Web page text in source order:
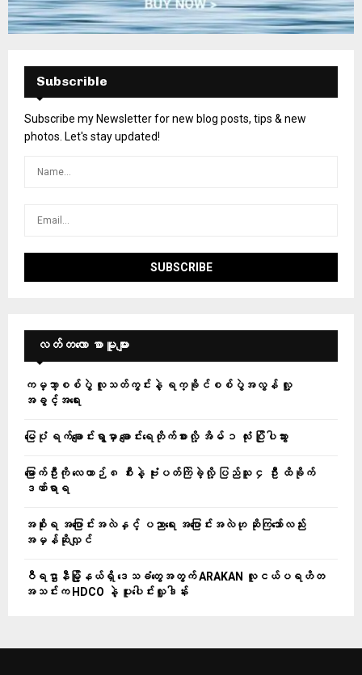
Subscrible
Subscribe my Newsletter for new blog posts, tips & new
photos. Let's stay updated!
လတ်တ‌လော စာမူများ
ကမ္ဘာ့စစ်ပွဲ လူသတ်ကွင်းနဲ့ ရက္ခိုင်စစ်ပွဲအလွန် လူ့
အခွင့်အရေး
မြေပုံ ရက်ချောင်းရွာမှာ ချောင်းရေတိုက်စားလို့ အိမ် ၁ လုံး ပြိုပါသွား
မြောက်ဦးကို လေယာဉ် ၈ စီးနဲ့ ဗုံးပတ်ကြဲခဲ့လို့ ပြည်သူ ၄ ဦး ထိခိုက်
ဒဏ်ရာရ
အစိုးရ အပြောင်းအလဲနှင့် ပညာရေး အပြောင်းအလဲဟု ဆိုကြသော်လည်း
အမှန်ဆိုလျှင်
ဝီရဌာနီမြို့နယ်ရှိ‌ ဒေသခံတွေအတွက် ARAKAN လူငယ်ပရဟိတ
အသင်းက HDCO နဲ့ ပူးပေါင်းလှူဒါန်း